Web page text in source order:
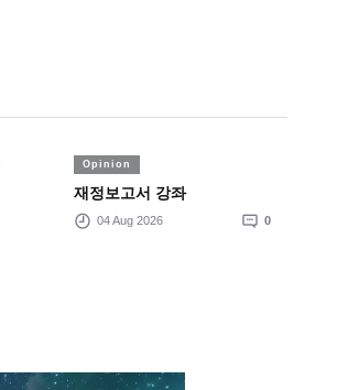
Opinion
재정보고서 강좌
04 Aug 2026 0